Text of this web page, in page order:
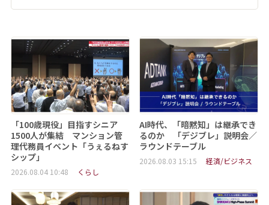
「100歳現役」目指すシニア
1500人が集結 マンション管
理代務員イベント「うぇるねす
シップ」
2026.08.04 10:48 くらし
AI時代、「暗黙知」は継承でき
るのか 「デジブレ」説明会／
ラウンドテーブル
2026.08.03 15:15 経済/ビジネス